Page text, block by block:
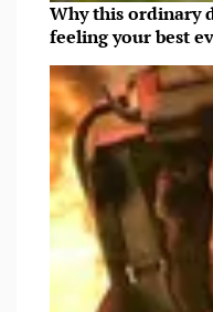
Why this ordinary
feeling your best